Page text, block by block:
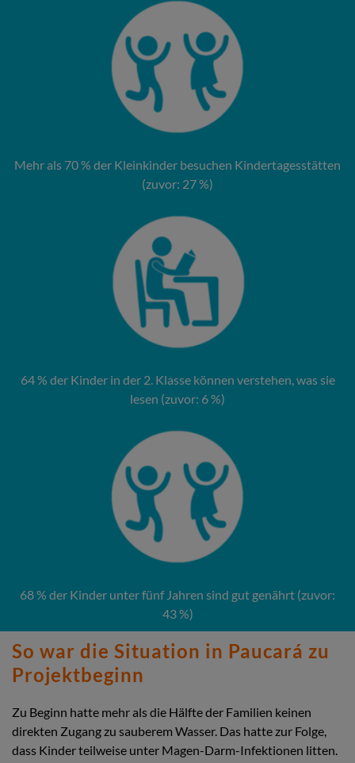
Mehr als 70 % der Kleinkinder besuchen Kindertagesstätten
(zuvor: 27 %)
64 % der Kinder in der 2. Klasse können verstehen, was sie
lesen (zuvor: 6 %)
68 % der Kinder unter fünf Jahren sind gut genährt (zuvor:
43 %)
So war die Situation in Paucará zu
Projektbeginn
Zu Beginn hatte mehr als die Hälfte der Familien keinen
direkten Zugang zu sauberem Wasser. Das hatte zur Folge,
dass Kinder teilweise unter Magen-Darm-Infektionen litten.